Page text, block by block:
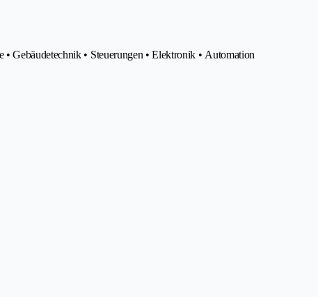
Gebäudetechnik • Steuerungen • Elektronik • Automation